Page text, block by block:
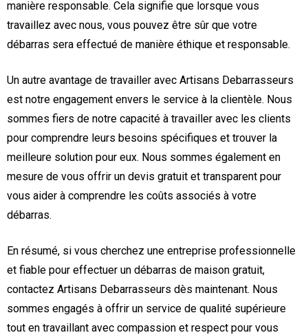
manière responsable. Cela signifie que lorsque vous
travaillez avec nous, vous pouvez être sûr que votre
débarras sera effectué de manière éthique et responsable.
Un autre avantage de travailler avec Artisans Debarrasseurs
est notre engagement envers le service à la clientèle. Nous
sommes fiers de notre capacité à travailler avec les clients
pour comprendre leurs besoins spécifiques et trouver la
meilleure solution pour eux. Nous sommes également en
mesure de vous offrir un devis gratuit et transparent pour
vous aider à comprendre les coûts associés à votre
débarras.
En résumé, si vous cherchez une entreprise professionnelle
et fiable pour effectuer un débarras de maison gratuit,
contactez Artisans Debarrasseurs dès maintenant. Nous
sommes engagés à offrir un service de qualité supérieure
tout en travaillant avec compassion et respect pour vous